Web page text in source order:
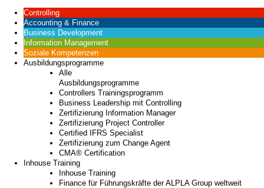
Controlling
Accounting & Finance
Business Development
Information Management
Soziale Kompetenzen
Ausbildungsprogramme
Alle
Ausbildungsprogramme
Controllers Trainingsprogramm
Business Leadership mit Controlling
Zertifizierung Information Manager
Zertifizierung Project Controller
Certified IFRS Specialist
Zertifizierung zum Change Agent
CMA® Certification
Inhouse Training
Inhouse Training
Finance für Führungskräfte der ALPLA Group weltweit